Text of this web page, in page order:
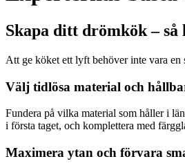
Skapa ditt drömkök –
Att ge köket ett lyft behöver inte vara
Välj tidlösa material och
Fundera på vilka material som håller i
i första taget, och komplettera med
Maximera ytan och förvara